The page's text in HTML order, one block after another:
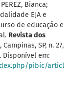
Bianca;
EJA e
de educação e
Revista dos
, Campinas, SP, n. 27,
. Disponível em:
pibic/articl